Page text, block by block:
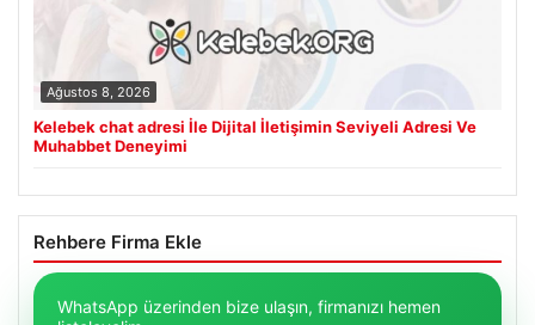
Ağustos 8, 2026
Kelebek chat adresi İle Dijital İletişimin Seviyeli Adresi Ve
Muhabbet Deneyimi
Rehbere Firma Ekle
WhatsApp üzerinden bize ulaşın, firmanızı hemen